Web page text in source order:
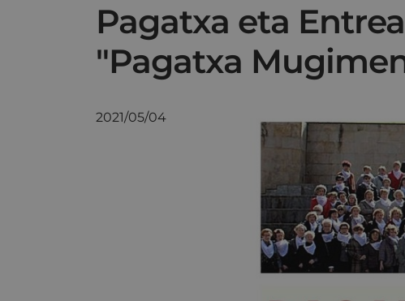
Pagatxa eta
"Pagatxa
2021/05/04